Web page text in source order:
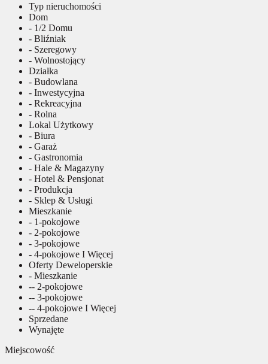
Typ nieruchomości
Dom
- 1/2 Domu
- Bliźniak
- Szeregowy
- Wolnostojący
Działka
- Budowlana
- Inwestycyjna
- Rekreacyjna
- Rolna
Lokal Użytkowy
- Biura
- Garaż
- Gastronomia
- Hale & Magazyny
- Hotel & Pensjonat
- Produkcja
- Sklep & Usługi
Mieszkanie
- 1-pokojowe
- 2-pokojowe
- 3-pokojowe
- 4-pokojowe I Więcej
Oferty Deweloperskie
- Mieszkanie
-- 2-pokojowe
-- 3-pokojowe
-- 4-pokojowe I Więcej
Sprzedane
Wynajęte
Miejscowość